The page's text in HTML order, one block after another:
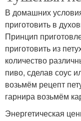
В домашних
приготовить в
Принцип
приготовить из
количество
пиво, сделав соус
возьмём рецепт
гарнира возьмём
Энергетическая